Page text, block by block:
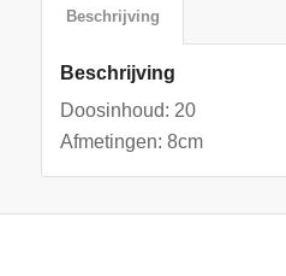
Beschrijving
Beschrijving
Doosinhoud: 20
Afmetingen: 8cm